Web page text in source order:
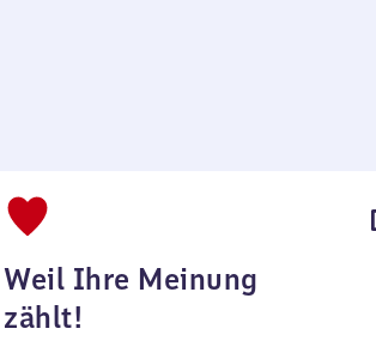
Weil Ihre Meinung
zählt!